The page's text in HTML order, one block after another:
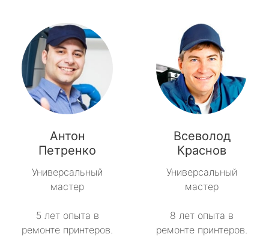
Антон
Петренко
Универсальный
мастер
5 лет опыта в
ремонте принтеров.
Всеволод
Краснов
Универсальный
мастер
8 лет опыта в
ремонте принтеров.